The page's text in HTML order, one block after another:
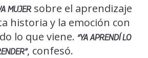
MUJERsobre el aprendizaje
historia y la emoción con
lo que viene. “YA APRENDÍ LO
, confesó.